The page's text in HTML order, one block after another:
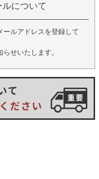
ルについて
ールアドレスを登録して
せいたします。